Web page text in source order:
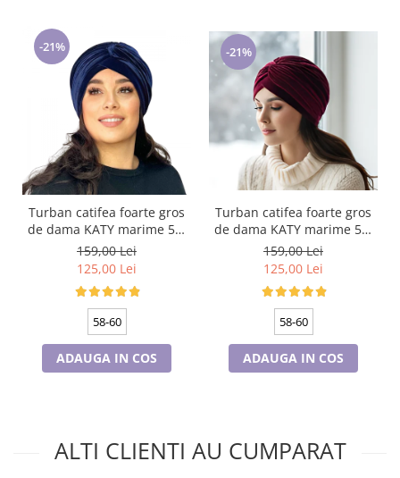
-21%
Turban catifea foarte gros
de dama KATY marime 58-
60, captuseala polar,
culoare bleomarin
159,00 Lei
125,00 Lei
58-60
ADAUGA IN COS
-21%
Turban catifea foarte gros
de dama KATY marime 58-
60, captuseala polar,
culoare wine
159,00 Lei
125,00 Lei
58-60
ADAUGA IN COS
ALTI CLIENTI AU CUMPARAT